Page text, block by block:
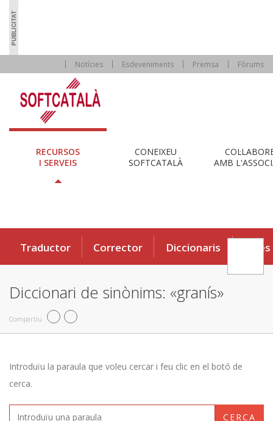
Notícies Esdeveniments Premsa Fòrums
RECURSOS
I SERVEIS
CONEIXEU
SOFTCATALÀ
AMB
Traductor Corrector Diccionaris Eines
Diccionari de sinònims: «granís»
Compartiu
Introduïu la paraula que voleu cercar i feu clic en el botó de
cerca.
CERCA